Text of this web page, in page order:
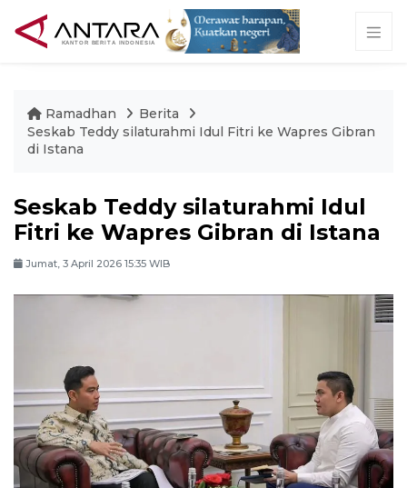
Ramadhan
Berita
Seskab Teddy silaturahmi Idul Fitri ke Wapres Gibran
di Istana
Seskab Teddy silaturahmi Idul
Fitri ke Wapres Gibran di Istana
Jumat, 3 April 2026 15:35 WIB